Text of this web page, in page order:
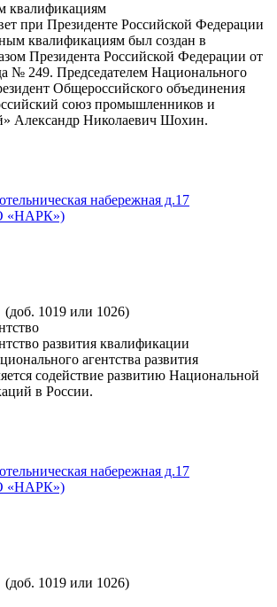
квалификациям
при Президенте Российской Федерации
квалификациям был создан в
Президента Российской Федерации от
№ 249. Председателем Национального
Общероссийского объединения
союз промышленников и
Александр Николаевич Шохин.
набережная д.17
«НАРК»)
(доб. 1019 или 1026)
развития квалификации
агентства развития
содействие развитию Национальной
в России.
набережная д.17
«НАРК»)
(доб. 1019 или 1026)